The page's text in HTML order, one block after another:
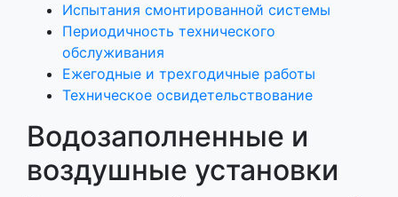
Испытания смонтированной системы
Периодичность технического
обслуживания
Ежегодные и трехгодичные работы
Техническое освидетельствование
Водозаполненные и
воздушные установки